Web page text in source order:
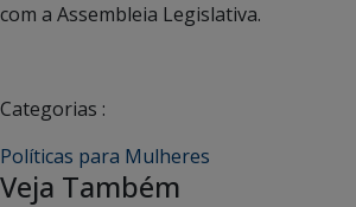
com a Assembleia Legislativa.
Categorias :
Políticas para Mulheres
Veja Também